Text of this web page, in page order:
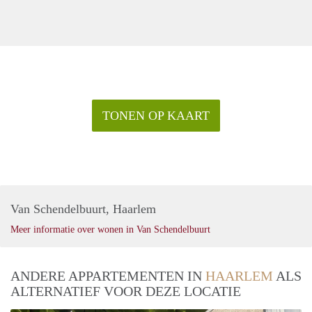
TONEN OP KAART
Van Schendelbuurt, Haarlem
Meer informatie over wonen in Van Schendelbuurt
ANDERE APPARTEMENTEN IN HAARLEM ALS
ALTERNATIEF VOOR DEZE LOCATIE